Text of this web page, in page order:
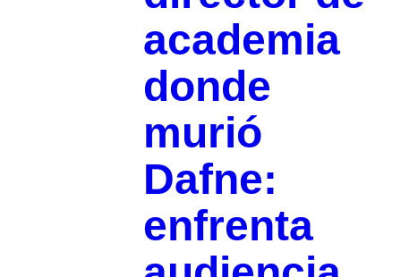
academia
donde
murió
Dafne:
enfrenta